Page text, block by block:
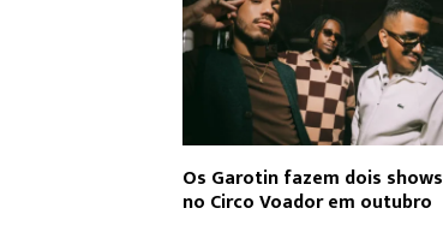
Os Garotin fazem dois shows
no Circo Voador em outubro